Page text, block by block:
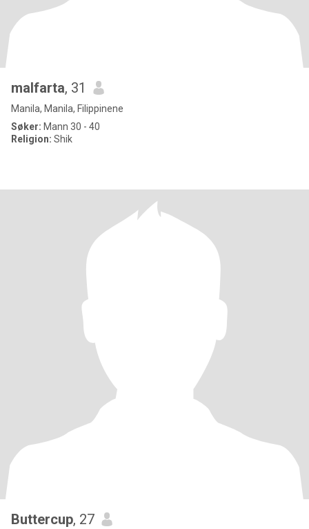
malfarta, 31
Manila, Manila, Filippinene
Søker: Mann 30 - 40
Religion: Shik
Buttercup, 27